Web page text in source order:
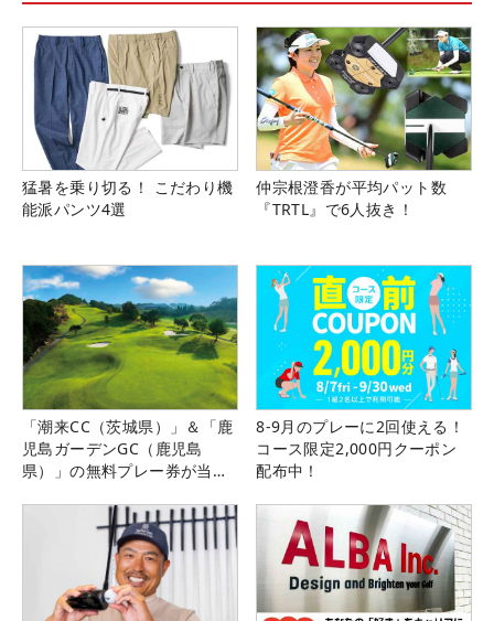
猛暑を乗り切る！ こだわり機
能派パンツ4選
仲宗根澄香が平均パット数
『TRTL』で6人抜き！
「潮来CC（茨城県）」＆「鹿
児島ガーデンGC（鹿児島
県）」の無料プレー券が当た
8-9月のプレーに2回使える！
コース限定2,000円クーポン
配布中！